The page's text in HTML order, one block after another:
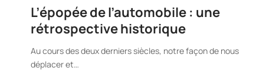
L’épopée de l’automobile : une
rétrospective historique
Au cours des deux derniers siècles, notre façon de nous
déplacer et…